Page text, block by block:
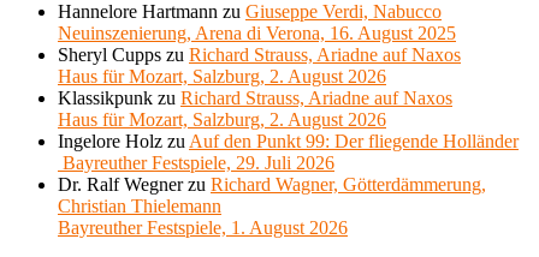
Hannelore Hartmann zu Giuseppe Verdi, Nabucco
Neuinszenierung, Arena di Verona, 16. August 2025
Sheryl Cupps zu Richard Strauss, Ariadne auf Naxos
Haus für Mozart, Salzburg, 2. August 2026
Klassikpunk zu Richard Strauss, Ariadne auf Naxos
Haus für Mozart, Salzburg, 2. August 2026
Ingelore Holz zu Auf den Punkt 99: Der fliegende Holländer
Bayreuther Festspiele, 29. Juli 2026
Dr. Ralf Wegnerzu Richard Wagner, Götterdämmerung,
Christian Thielemann
Bayreuther Festspiele, 1. August 2026